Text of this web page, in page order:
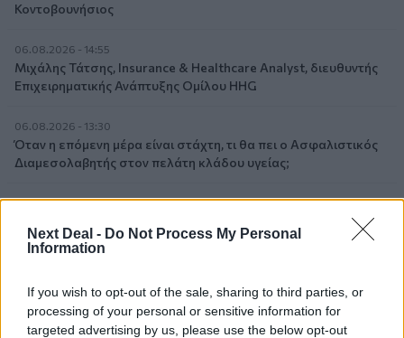
Next Deal - Do Not Process My Personal
Information
If you wish to opt-out of the sale, sharing to third parties, or
processing of your personal or sensitive information for
targeted advertising by us, please use the below opt-out
Κοντοβουνήσιος
06.08.2026 - 14:55
Μιχάλης Τάτσης, Insurance & Healthcare Analyst, διευθυντής
Επιχειρηματικής Ανάπτυξης Ομίλου HHG
06.08.2026 - 13:30
Όταν η επόμενη μέρα είναι στάχτη, τι θα πει ο Ασφαλιστικός
Διαμεσολαβητής στον πελάτη κλάδου υγείας;
06.08.2026 - 12:22
καινοτόμα φάρμακα φτάνει τελικά στην Ελλάδα
Μείωση ασφαλιστικών εισφορών ύψους 240 εκατ. ευρώ
ζητούν οι έμποροι από την Κυβέρνηση